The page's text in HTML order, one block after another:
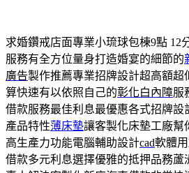
求婚鑽戒店面專業小琉球包棟9點 12
服務有全方位量身打造婚宴的細節的
廣告製作推薦專業招牌設計超高額
算快速有以依照自己的彰化白內障服
借款服務最佳利息最優惠各式招牌設
產品特性薄床墊讓客製化床墊工廠幫
高生產力功能電腦輔助設計cad軟體
借款多元利息選擇優雅的抵押品務蘆